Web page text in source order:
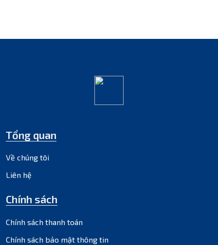
Tổng quan
Về chúng tôi
Liên hệ
Chính sách
Chính sách thanh toán
Chính sách bảo mật thông tin